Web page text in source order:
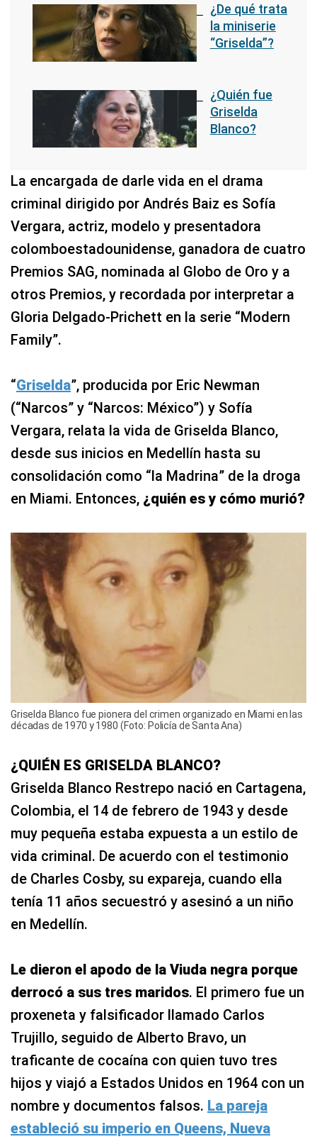
¿De qué trata
la miniserie
“Griselda”?
¿Quién fue
Griselda
Blanco?
La encargada de darle vida en el drama
criminal dirigido por Andrés Baiz es Sofía
Vergara, actriz, modelo y presentadora
colomboestadounidense, ganadora de cuatro
Premios SAG, nominada al Globo de Oro y a
otros Premios, y recordada por interpretar a
Gloria Delgado-Prichett en la serie “Modern
Family”.
“Griselda”, producida por Eric Newman
(“Narcos” y “Narcos: México”) y Sofía
Vergara, relata la vida de Griselda Blanco,
desde sus inicios en Medellín hasta su
consolidación como “la Madrina” de la droga
en Miami. Entonces, ¿quién es y cómo murió?
Griselda Blanco fue pionera del crimen organizado en Miami en las
décadas de 1970 y 1980 (Foto: Policía de Santa Ana)
¿QUIÉN ES GRISELDA BLANCO?
Griselda Blanco Restrepo nació en Cartagena,
Colombia, el 14 de febrero de 1943 y desde
muy pequeña estaba expuesta a un estilo de
vida criminal. De acuerdo con el testimonio
de Charles Cosby, su expareja, cuando ella
tenía 11 años secuestró y asesinó a un niño
en Medellín.
Le dieron el apodo de la Viuda negra porque
derrocó a sus tres maridos. El primero fue un
proxeneta y falsificador llamado Carlos
Trujillo, seguido de Alberto Bravo, un
traficante de cocaína con quien tuvo tres
hijos y viajó a Estados Unidos en 1964 con un
nombre y documentos falsos. La pareja
estableció su imperio en Queens, Nueva